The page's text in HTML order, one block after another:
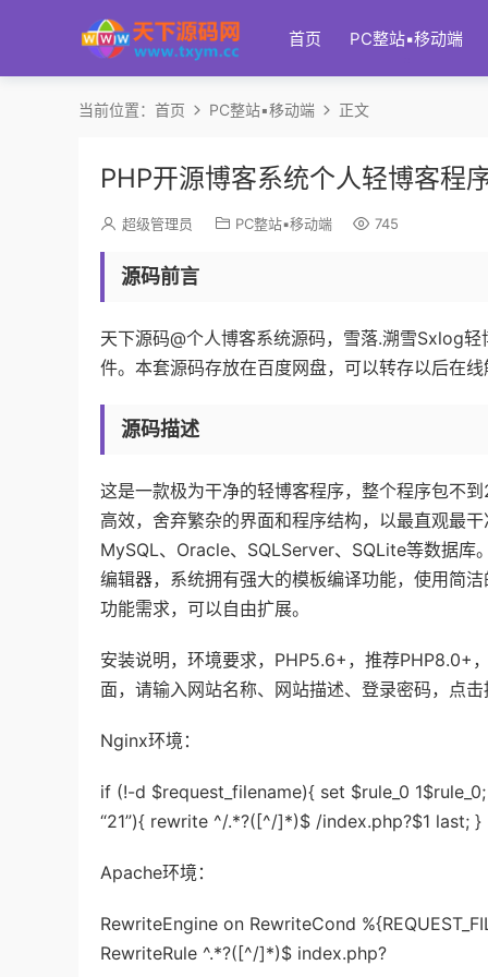
首页 PC整站▪移动端
当前位置： 首页 PC整站▪移动端 正文
PHP开源博客系统个人轻博客程
超级管理员 PC整站▪移动端 745
源码前言
天下源码@个人博客系统源码，雪落.溯雪Sxlog
件。本套源码存放在百度网盘，可以转存以后在
源码描述
这是一款极为干净的轻博客程序，整个程序包不
高效，舍弃繁杂的界面和程序结构，以最直观最
MySQL、Oracle、SQLServer、SQLite等数据库
编辑器，系统拥有强大的模板编译功能，使用简
功能需求，可以自由扩展。
安装说明，环境要求，PHP5.6+，推荐PHP8.0+
面，请输入网站名称、网站描述、登录密码，点
Nginx环境：
if (!-d $request_filename){ set $rule_0
“21”){ rewrite ^/.*?([^/]*)$ /index.php?$1 last;
Apache环境：
RewriteEngine on RewriteCond
RewriteRule ^.*?([^/]*)$ index.php?